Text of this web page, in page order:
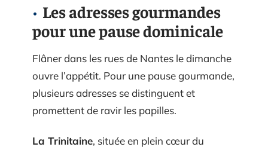
Les adresses gourmandes
pour une pause dominicale
Flâner dans les rues de Nantes le dimanche
ouvre l’appétit. Pour une pause gourmande,
plusieurs adresses se distinguent et
promettent de ravir les papilles.
La Trinitaine, située en plein cœur du